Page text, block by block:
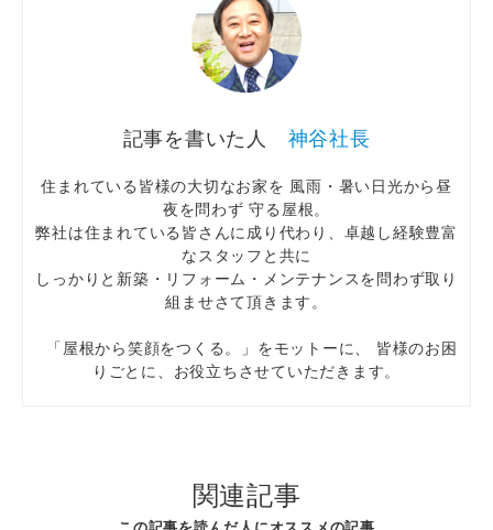
神谷社長
住まれている皆様の大切なお家を 風雨・暑い日光から昼
夜を問わず 守る屋根。
弊社は住まれている皆さんに成り代わり、卓越し経験豊富
なスタッフと共に
しっかりと新築・リフォーム・メンテナンスを問わず取り
組ませさて頂きます。
「屋根から笑顔をつくる。」をモットーに、 皆様のお困
りごとに、お役立ちさせていただきます。
関連記事